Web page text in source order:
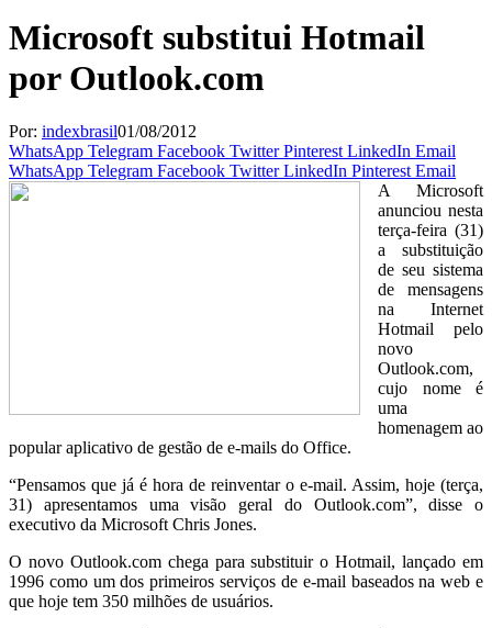
Microsoft substitui Hotmail
por Outlook.com
Por: indexbrasil01/08/2012
WhatsApp Telegram Facebook Twitter Pinterest LinkedIn Email
WhatsApp Telegram Facebook Twitter LinkedIn Pinterest Email
A Microsoft
anunciou nesta
terça-feira (31)
a substituição
de seu sistema
de mensagens
na Internet
Hotmail pelo
novo
Outlook.com,
cujo nome é
uma
homenagem ao
popular aplicativo de gestão de e-mails do Office.
“Pensamos que já é hora de reinventar o e-mail. Assim, hoje (terça,
31) apresentamos uma visão geral do Outlook.com”, disse o
executivo da Microsoft Chris Jones.
O novo Outlook.com chega para substituir o Hotmail, lançado em
1996 como um dos primeiros serviços de e-mail baseados na web e
que hoje tem 350 milhões de usuários.